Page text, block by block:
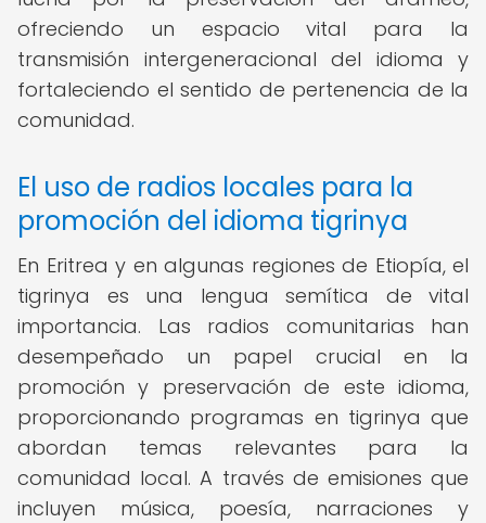
ofreciendo un espacio vital para la
transmisión intergeneracional del idioma y
fortaleciendo el sentido de pertenencia de la
comunidad.
El uso de radios locales para la
promoción del idioma tigrinya
En Eritrea y en algunas regiones de Etiopía, el
tigrinya es una lengua semítica de vital
importancia. Las radios comunitarias han
desempeñado un papel crucial en la
promoción y preservación de este idioma,
proporcionando programas en tigrinya que
abordan temas relevantes para la
comunidad local. A través de emisiones que
incluyen música, poesía, narraciones y